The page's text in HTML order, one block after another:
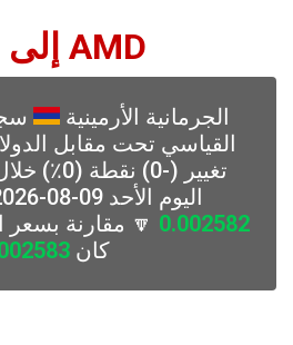
AMD إلى BSD التحويل
الجرمانية الأرمينية
القياسي تحت مقابل
تغيير (-0)
اليوم الأحد 09-08-2026 ، مع السعر
0.002582 🔽 مقارنة بسعر
كان